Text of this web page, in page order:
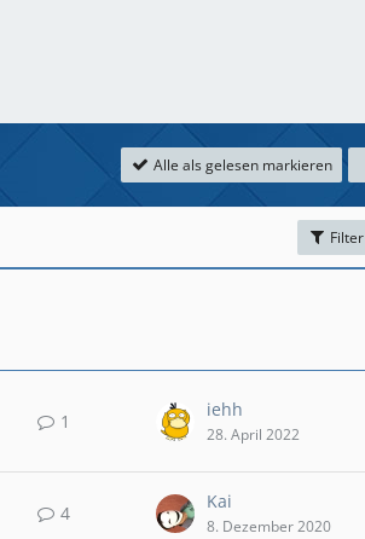
Alle als gelesen markieren
Filter
1
iehh
28. April 2022
4
Kai
8. Dezember 2020